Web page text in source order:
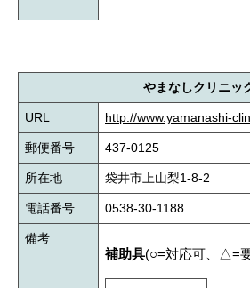
やまなしクリニッ
URL http://www.yamanashi-
郵便番号 437-0125
所在地 袋井市上山梨1-8-2
電話番号 0538-30-1188
備考
補助具(○=対応可、△=